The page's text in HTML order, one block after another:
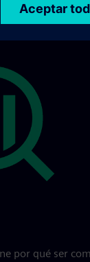
por qué ser